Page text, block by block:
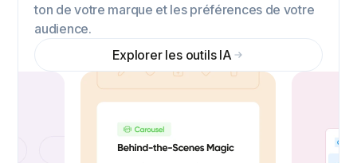
ton de votre marque et les préférences de votre
audience.
Explorer les outils IA